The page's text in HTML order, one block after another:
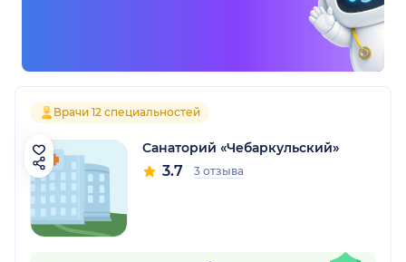
Врачи 12 специальностей
Санаторий «Чебаркульский»
3.7 3 отзыва